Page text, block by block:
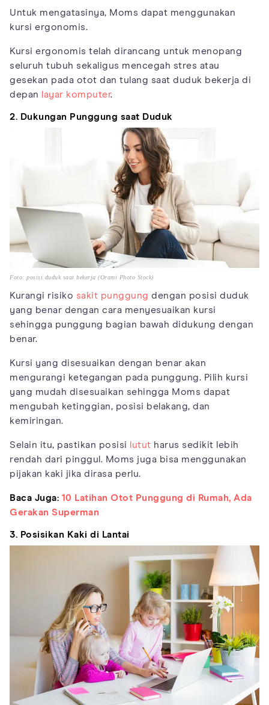
Untuk mengatasinya, Moms dapat menggunakan
kursi ergonomis.
Kursi ergonomis telah dirancang untuk menopang
seluruh tubuh sekaligus mencegah stres atau
gesekan pada otot dan tulang saat duduk bekerja di
depan
layar komputer.
2. Dukungan Punggung saat Duduk
Foto: posisi duduk saat bekerja (Orami Photo Stock)
Kurangi risiko sakit punggung dengan posisi duduk
yang benar dengan cara menyesuaikan kursi
sehingga punggung bagian bawah didukung dengan
benar.
Kursi yang disesuaikan dengan benar akan
mengurangi ketegangan pada punggung. Pilih kursi
yang mudah disesuaikan sehingga Moms dapat
mengubah ketinggian, posisi belakang, dan
kemiringan.
Selain itu, pastikan posisi lutut harus sedikit lebih
rendah dari pinggul. Moms juga bisa menggunakan
pijakan kaki jika dirasa perlu.
Baca Juga: 10 Latihan Otot Punggung di Rumah, Ada
Gerakan Superman
3. Posisikan Kaki di Lantai